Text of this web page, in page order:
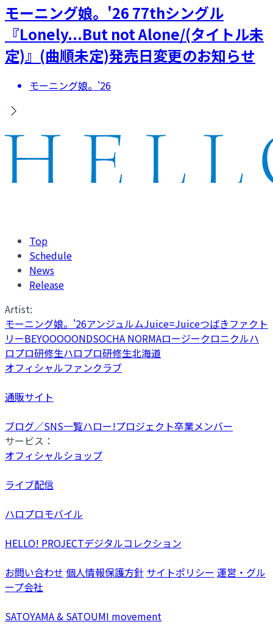
モーニング娘。'26 77thシングル
『Lonely...But not Alone/(タイトル未
定)』(曲順未定)発売日変更のお知らせ
モーニング娘。'26
Top
Schedule
News
Release
Artist:
モーニング娘。'26アンジュルムJuice=Juiceつばきファクト
リーBEYOOOOONDSOCHA NORMAロージークロニクルハ
ロプロ研修生ハロプロ研修生北海道
オフィシャルファンクラブ
通販サイト
ブログ／SNS一覧ハロー!プロジェクト卒業メンバー
サービス：
オフィシャルショップ
ライブ配信
ハロプロモバイル
HELLO! PROJECTデジタルコレクション
お問い合わせ 個人情報保護方針 サイトポリシー 運営・グル
ープ会社
SATOYAMA & SATOUMI movement